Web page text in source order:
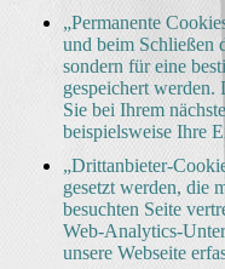
„Permanente
und beim Schließen
sondern für eine
gespeichert
Sie bei Ihrem
beispielsweise Ihre
„Drittanbieter-
gesetzt werden, die
besuchten Seite
Web-Analytics-
unsere Webseite